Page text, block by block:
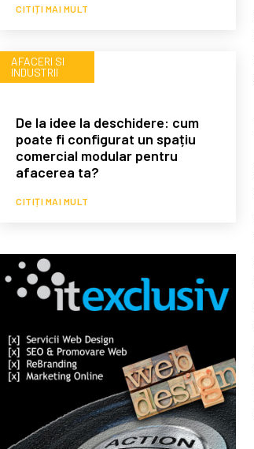
CITIȚI MAI MULT
AFACERI SI
INDUSTRII
De la idee la deschidere: cum
poate fi configurat un spațiu
comercial modular pentru
afacerea ta?
CITIȚI MAI MULT